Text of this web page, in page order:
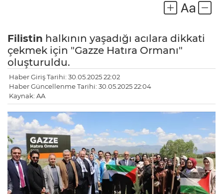
Filistin halkının yaşadığı acılara dikkati
çekmek için "Gazze Hatıra Ormanı"
oluşturuldu.
Haber Giriş Tarihi: 30.05.2025 22:02
Haber Güncellenme Tarihi: 30.05.2025 22:04
Kaynak: AA